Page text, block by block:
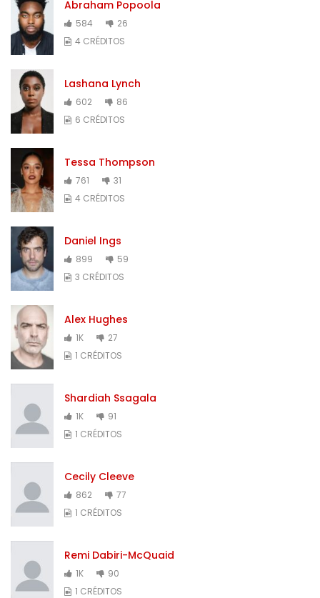
Abraham Popoola
584
26
4 CRÉDITOS
Lashana Lynch
602
86
6 CRÉDITOS
Tessa Thompson
761
31
4 CRÉDITOS
Daniel Ings
899
59
3 CRÉDITOS
Alex Hughes
1K
27
1 CRÉDITOS
Shardiah Ssagala
1K
91
1 CRÉDITOS
Cecily Cleeve
862
77
1 CRÉDITOS
Remi Dabiri-McQuaid
1K
90
1 CRÉDITOS